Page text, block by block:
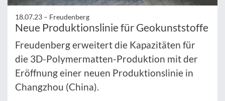
18.07.23 – Freudenberg
Neue Produktionslinie für Geokunststoffe
Freudenberg erweitert die Kapazitäten für
die 3D-Polymermatten-Produktion mit der
Eröffnung einer neuen Produktionslinie in
Changzhou (China).